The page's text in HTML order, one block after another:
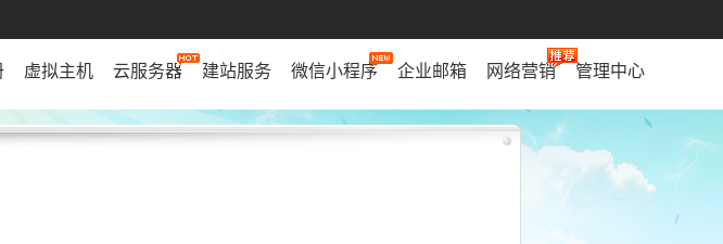
虚拟主机 云服务器 建站服务 微信小程序 企业邮箱 网络营销 管理中心